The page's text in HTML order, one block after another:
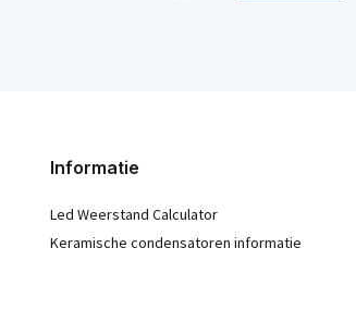
Informatie
Led Weerstand Calculator
Keramische condensatoren informatie